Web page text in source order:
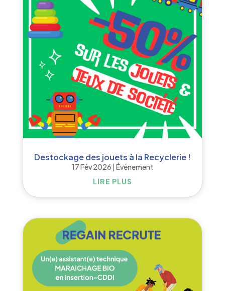
Destockage des jouets à la Recyclerie !
17 Fév 2026 | Événement
LIRE PLUS